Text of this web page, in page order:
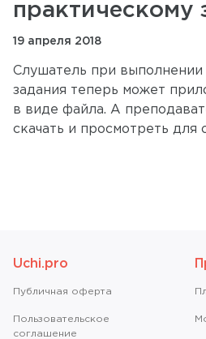
практическому
19 апреля 2018
Слушатель при выполнении
задания теперь может
в виде файла. А
скачать и просмотреть для
Uchi.pro
Публичная оферта
Пользовательское
соглашение